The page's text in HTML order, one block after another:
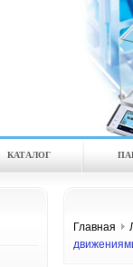
КАТАЛOГ
Главная